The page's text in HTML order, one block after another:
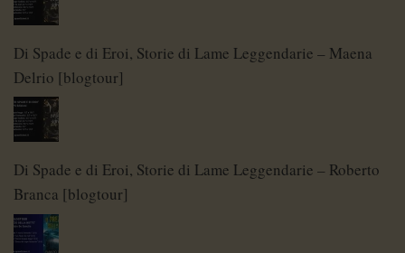
Di Spade e di Eroi, Storie di Lame Leggendarie – Maena
Delrio [blogtour]
Di Spade e di Eroi, Storie di Lame Leggendarie – Roberto
Branca [blogtour]